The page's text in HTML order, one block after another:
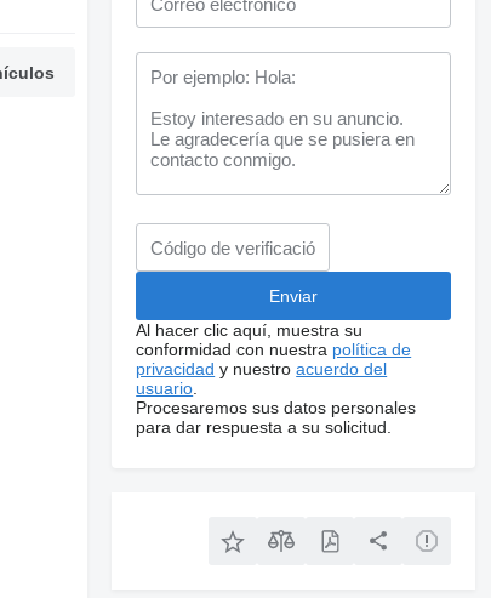
Al hacer clic aquí, muestra su
conformidad con nuestra política de
privacidad y nuestroacuerdo del
usuario
Procesaremos sus datos personales
para dar respuesta a su solicitud.